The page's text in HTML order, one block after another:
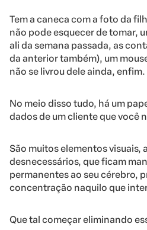
Tem a caneca com a foto da
não pode esquecer de tomar,
ali da semana passada, as
da anterior também), um
não se livrou dele ainda, enfim.
No meio disso tudo, há um
dados de um cliente que você
São muitos elementos visuais,
desnecessários, que ficam
permanentes ao seu cérebro,
concentração naquilo que
Que tal começar eliminando